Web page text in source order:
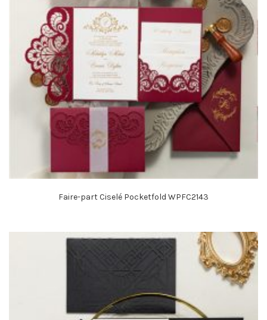
Faire-part Ciselé Pocketfold WPFC2143